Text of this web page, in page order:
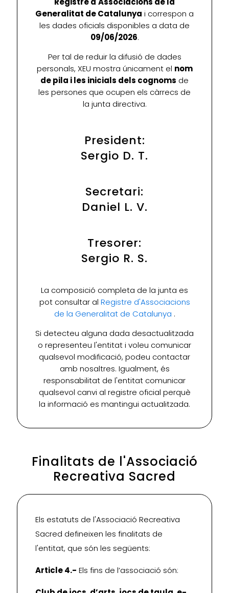
Generalitat de Catalunya i correspon a
les dades oficials disponibles a data de
09/06/2026.
Per tal de reduir la difusió de dades
personals, XEU mostra únicament el nom
de pila i les inicials dels cognoms de
les persones que ocupen els càrrecs de
la junta directiva.
President:
Sergio D. T.
Secretari:
Daniel L. V.
Tresorer:
Sergio R. S.
La composició completa de la junta es
pot consultar al Registre d'Associacions
de la Generalitat de Catalunya .
Si detecteu alguna dada desactualitzada
o representeu l'entitat i voleu comunicar
qualsevol modificació, podeu contactar
amb nosaltres. Igualment, és
responsabilitat de l'entitat comunicar
qualsevol canvi al registre oficial perquè
la informació es mantingui actualitzada.
Finalitats de l'Associació
Recreativa Sacred
Els estatuts de l'Associació Recreativa
Sacred defineixen les finalitats de
l'entitat, que són les següents:
Article 4.- Els fins de l’associació són: